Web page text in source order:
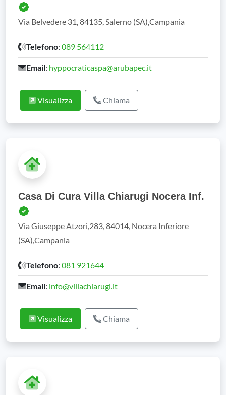
Via Belvedere 31, 84135, Salerno (SA),Campania
Telefono: 089 564112
Email: hyppocraticaspa@arubapec.it
Visualizza Chiama
Casa Di Cura Villa Chiarugi Nocera Inf.
Via Giuseppe Atzori,283, 84014, Nocera Inferiore
(SA),Campania
Telefono: 081 921644
Email: info@villachiarugi.it
Visualizza Chiama